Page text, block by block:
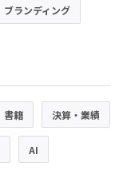
ブランディング
書籍 決算・業績
AI